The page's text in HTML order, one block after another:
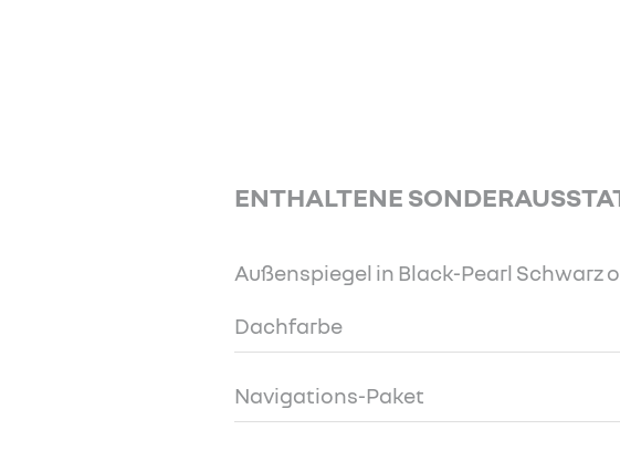
ENTHALTENE
Außenspiegel in Black-Pearl Schwarz
Dachfarbe
Navigations-Paket